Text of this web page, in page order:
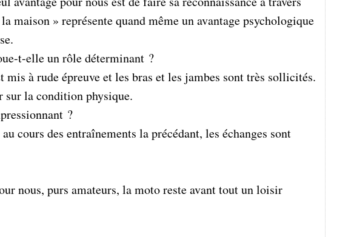
» représente quand même un avantage psychologique
t-elle un rôle déterminant ?
à rude épreuve et les bras et les jambes sont très sollicités.
sur la condition physique.
?
cours des entraînements la précédant, les échanges sont
nous, purs amateurs, la moto reste avant tout un loisir